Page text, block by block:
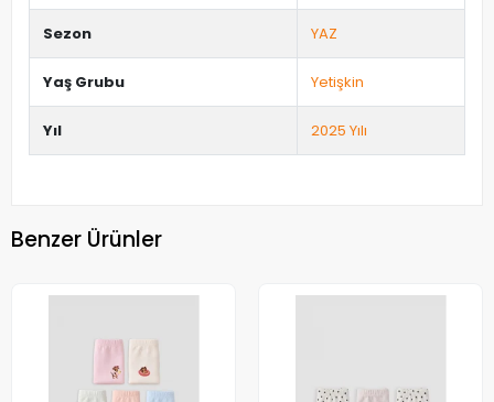
Sezon YAZ
Yaş Grubu Yetişkin
Yıl 2025 Yılı
Benzer Ürünler